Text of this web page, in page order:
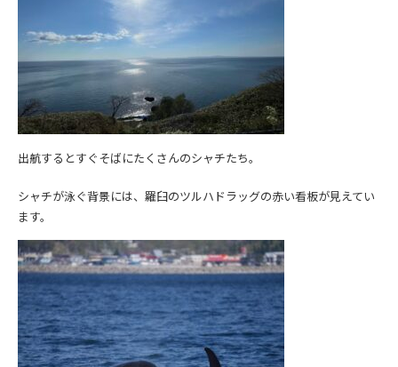
出航するとすぐそばにたくさんのシャチたち。
シャチが泳ぐ背景には、羅臼のツルハドラッグの赤い看板が見えてい
ます。